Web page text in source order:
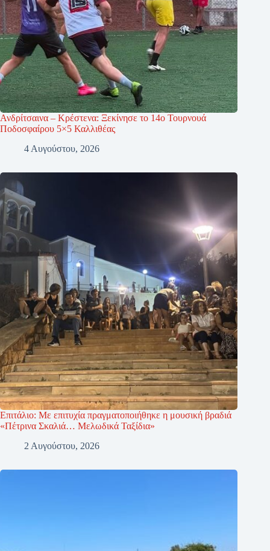
Ανδρίτσαινα – Κρέστενα: Ξεκίνησε το 14ο Τουρνουά
Ποδοσφαίρου 5×5 Καλλιθέας
4 Αυγούστου, 2026
Επιτάλιο: Με επιτυχία πραγματοποιήθηκε η μουσική βραδιά
«Πέτρινα Σκαλιά… Μελωδικά Ταξίδια»
2 Αυγούστου, 2026